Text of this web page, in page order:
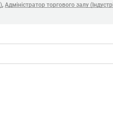
, Адміністратор торгового залу